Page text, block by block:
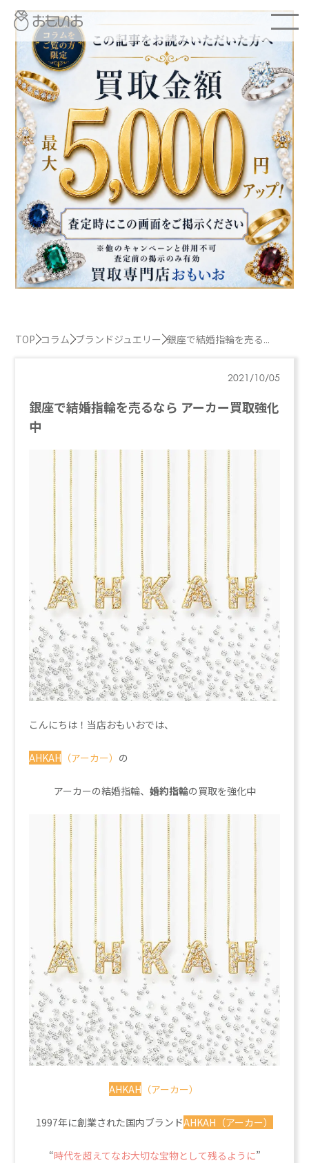
TOP コラム ブランドジュエリー 銀座で結婚指輪を売る...
2021/10/05
銀座で結婚指輪を売るなら アーカー買取強化
中
こんにちは！当店おもいおでは、
AHKAH （アーカー） の
アーカーの結婚指輪、 婚約指輪の買取を強化中
AHKAH （アーカー）
1997年に創業された国内ブランドAHKAH（アーカー）
“時代を超えてなお大切な宝物として残るように”